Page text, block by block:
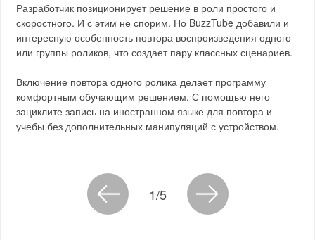
Разработчик позиционирует решение в роли простого и
скоростного. И с этим не спорим. Но BuzzTube добавили и
интересную особенность повтора воспроизведения одного
или группы роликов, что создает пару классных сценариев.
Включение повтора одного ролика делает программу
комфортным обучающим решением. С помощью него
зациклите запись на иностранном языке для повтора и
учебы без дополнительных манипуляций с устройством.
1/5